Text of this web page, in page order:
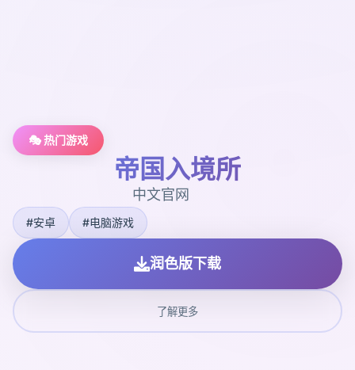
🎭 热门游戏
帝国入境所
中文官网
#安卓 #电脑游戏
润色版下载
了解更多